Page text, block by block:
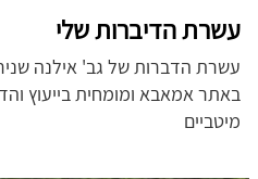
עשרת הדיברות שלי
עשרת הדברות של גב' אילנה
באתר אמאבא ומומחית בייעוץ
מיטביים